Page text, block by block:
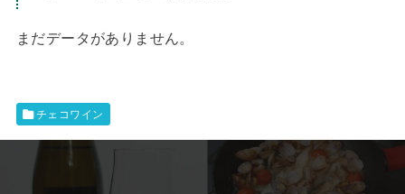
まだデータがありません。
チェコワイン